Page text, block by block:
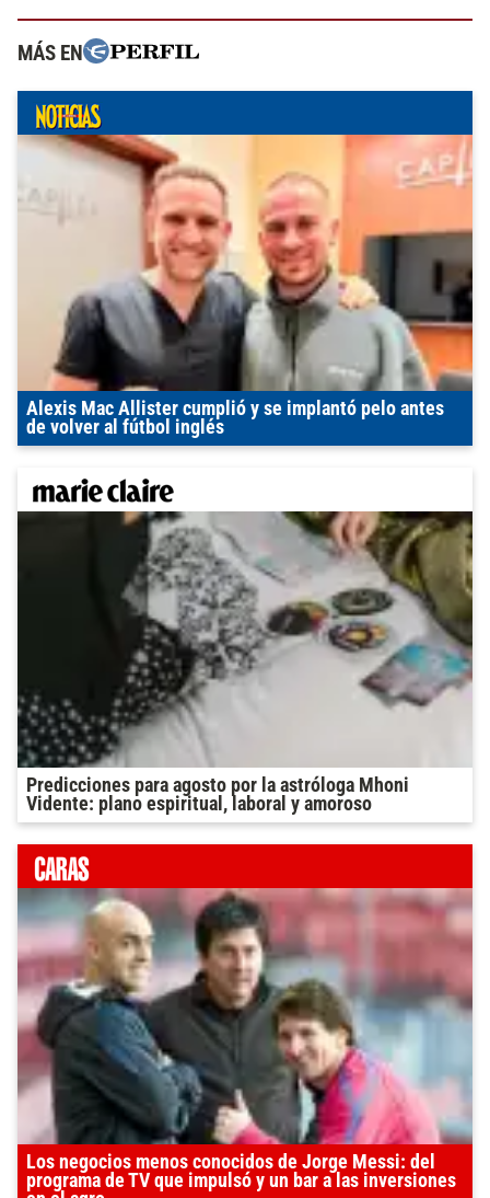
MÁS EN
Alexis Mac Allister cumplió y se implantó pelo antes
de volver al fútbol inglés
Predicciones para agosto por la astróloga Mhoni
Vidente: plano espiritual, laboral y amoroso
Los negocios menos conocidos de Jorge Messi: del
programa de TV que impulsó y un bar a las inversiones